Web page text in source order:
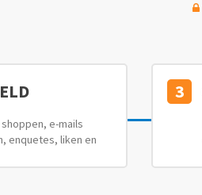
e-mails
enquetes, liken en
3